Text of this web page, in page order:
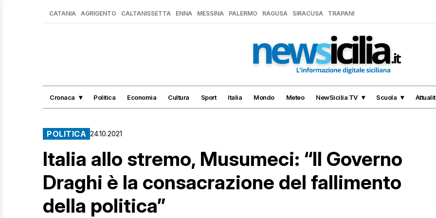
CATANIA AGRIGENTO CALTANISSETTA ENNA MESSINA PALERMO RAGUSA SIRACUSA TRAPANI
Cronaca Politica Economia Cultura Sport Italia Mondo Meteo NewSicilia TV Scuola
POLITICA 24.10.2021
Italia allo stremo, Musumeci: “Il Governo
Draghi è la consacrazione del fallimento
della politica”